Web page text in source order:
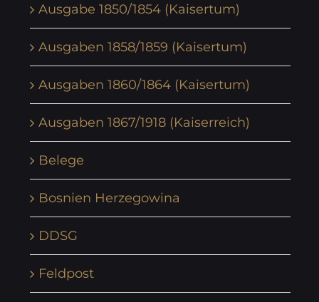
Ausgabe 1850/1854 (Kaisertum)
Ausgaben 1858/1859 (Kaisertum)
Ausgaben 1860/1864 (Kaisertum)
Ausgaben 1867/1918 (Kaiserreich)
Belege
Bosnien Herzegowina
DDSG
Feldpost